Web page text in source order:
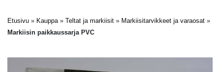
Etusivu » Kauppa» Teltat ja markiisit » Markiisitarvikkeet ja varaosat »
Markiisin paikkaussarja PVC